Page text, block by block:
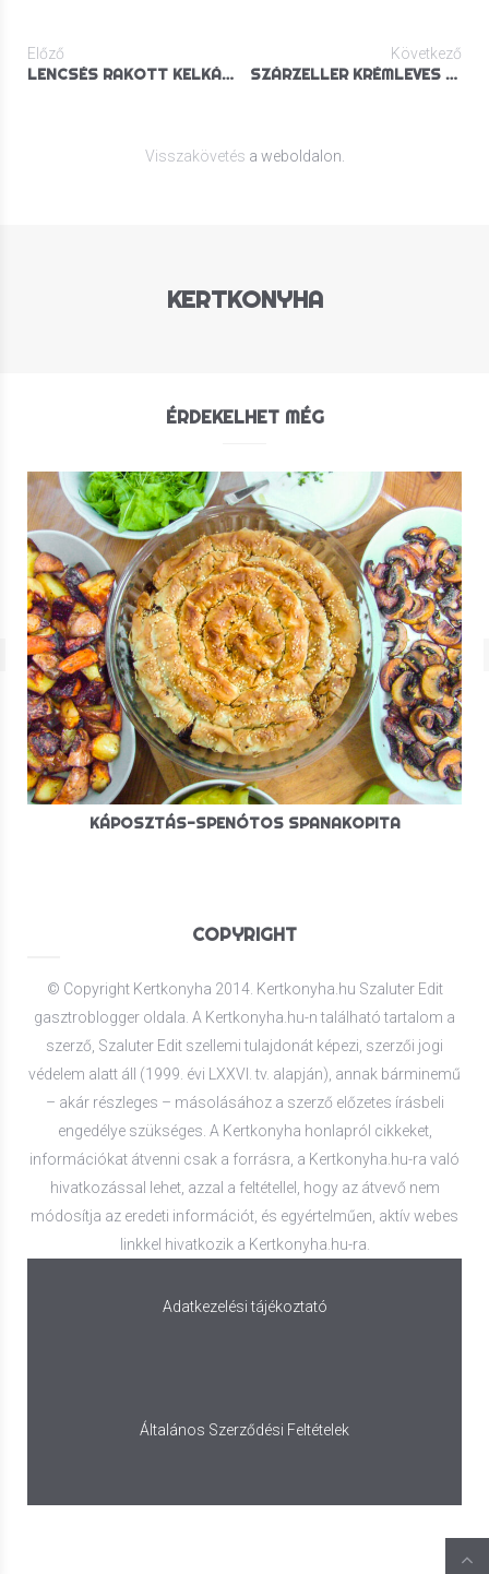
Előző
LENCSÉS RAKOTT KELKÁPOSZTA MAGYAROSAN
Következő
SZÁRZELLER KRÉMLEVES PIRÍTOTT KELBIMBÓVAL
Visszakövetés a weboldalon.
KERTKONYHA
ÉRDEKELHET MÉG
KÁPOSZTÁS-SPENÓTOS SPANAKOPITA
COPYRIGHT
© Copyright Kertkonyha 2014. Kertkonyha.hu Szaluter Edit
gasztroblogger oldala. A Kertkonyha.hu-n található tartalom a
szerző, Szaluter Edit szellemi tulajdonát képezi, szerzői jogi
védelem alatt áll (1999. évi LXXVI. tv. alapján), annak bárminemű
– akár részleges – másolásához a szerző előzetes írásbeli
engedélye szükséges. A Kertkonyha honlapról cikkeket,
információkat átvenni csak a forrásra, a Kertkonyha.hu-ra való
hivatkozással lehet, azzal a feltétellel, hogy az átvevő nem
módosítja az eredeti információt, és egyértelműen, aktív webes
linkkel hivatkozik a Kertkonyha.hu-ra.
Adatkezelési tájékoztató
Általános Szerződési Feltételek